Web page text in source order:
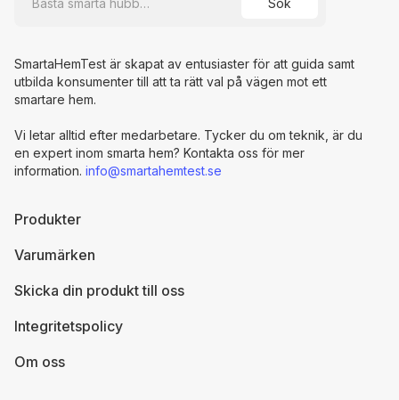
Produkter
Varumärken
Skicka din produkt till oss
Integritetspolicy
Om oss
SmartaHemTest är skapat av entusiaster för att guida samt
utbilda konsumenter till att ta rätt val på vägen mot ett
smartare hem.
Vi letar alltid efter medarbetare. Tycker du om teknik, är du
en expert inom smarta hem? Kontakta oss för mer
information. info@smartahemtest.se